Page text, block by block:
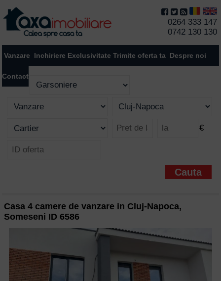
0264 333 147
0742 130 130
Vanzare Inchiriere Exclusivitate Trimite oferta ta Despre noi
Contact
€
Casa 4 camere de vanzare in Cluj-Napoca,
Someseni ID 6586